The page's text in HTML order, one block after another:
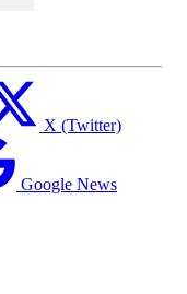
X (Twitter)
Google News